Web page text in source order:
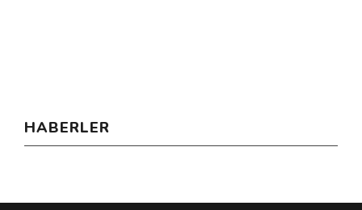
HABERLER